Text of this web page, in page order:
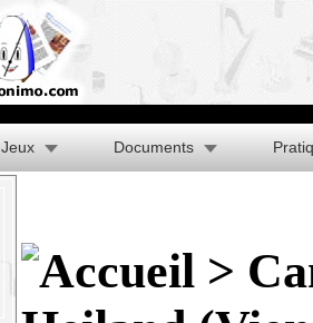
Jeux Documents
>